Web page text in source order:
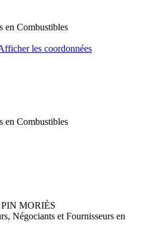
en Combustibles
les coordonnées
en Combustibles
MORIÈS
Négociants et Fournisseurs en